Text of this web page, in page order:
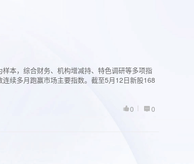
本，综合财务、机构增减持、特色调研等多项指
续多月跑赢市场主要指数。截至5月12日新股168
0
0